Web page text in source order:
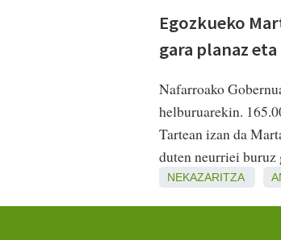
Egozkueko
gara planaz
Nafarroako
helburuarekin.
Tartean izan da
duten neurriei buruz
NEKAZARITZA